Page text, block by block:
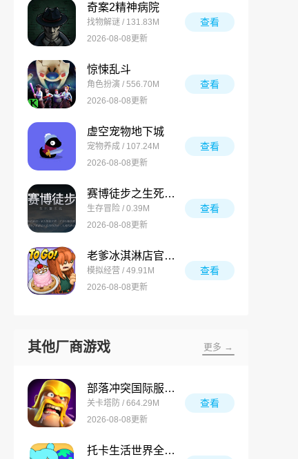
奇案2精神病院
找物解谜 / 131.83M
2026-08-08更新
查看
惊悚乱斗
角色扮演 / 556.70M
2026-08-08更新
查看
虚空宠物地下城
宠物养成 / 107.24M
2026-08-08更新
查看
赛博徒步之生死鳌太线
生存冒险 / 0.39M
2026-08-08更新
查看
老爹冰淇淋店官方版
模拟经营 / 49.91M
2026-08-08更新
查看
其他厂商游戏 更多 →
部落冲突国际服最新版
关卡塔防 / 664.29M
2026-08-08更新
查看
托卡生活世界全解锁版